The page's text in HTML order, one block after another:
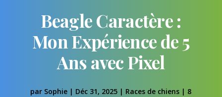
Beagle Caractère :
Mon Expérience de 5
Ans avec Pixel
par Sophie | Déc 31, 2025 | Races de chiens | 8